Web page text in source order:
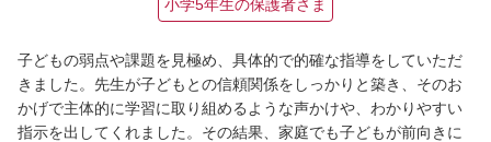
小学5年生の保護者さま
子どもの弱点や課題を見極め、具体的で的確な指導をしていただ
きました。先生が子どもとの信頼関係をしっかりと築き、そのお
かげで主体的に学習に取り組めるような声かけや、わかりやすい
指示を出してくれました。その結果、家庭でも子どもが前向きに